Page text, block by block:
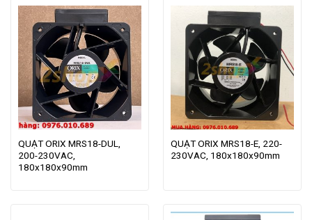
QUẠT ORIX MRS18-DUL,
200-230VAC,
180x180x90mm
QUẠT ORIX MRS18-E, 220-
230VAC, 180x180x90mm